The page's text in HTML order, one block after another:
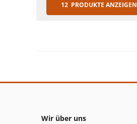
12 PRODUKTE ANZEIGEN
Wir über uns